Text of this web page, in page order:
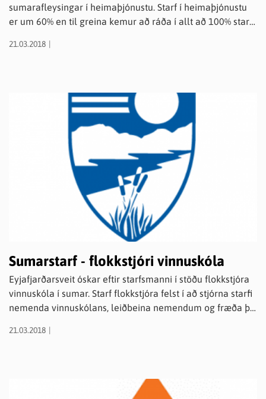
sumarafleysingar í heimaþjónustu. Starf í heima­þjónustu
er um 60% en til greina kemur að ráða í allt að 100% starf
tjaldsvæði. Í starfinu felst að sjá um almenn þrif í
góða þjónustulund og færni í mannlegum samskiptum,
hefur almenna kunnátta við þrif og er stundvís og
heiðarlegur. Bílpróf er skilyrði og viðkomandi þarf að hafa
bíl til umráða. Umsóknarfrestur er til og með 9. apríl 2018.
21.03.2018
Sumarstarf - flokkstjóri vinnuskóla
Eyjafjarðarsveit óskar eftir starfsmanni í stöðu flokkstjóra
vinnuskóla í sumar. Starf flokkstjóra felst í að stjórna starfi
nemenda vinnuskólans, leiðbeina nemendum og fræða þá
um mætingar og ástundun nemenda og vinna markvisst
góð fyrirmynd, stundvís og vinnusamur, sjálfstæður,
21.03.2018